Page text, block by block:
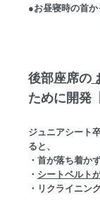
●お昼寝時の首
後部座席の
ために開発
ジュニアシート
ると、
・首が落ち着か
・ シートベルト
・リクライニン